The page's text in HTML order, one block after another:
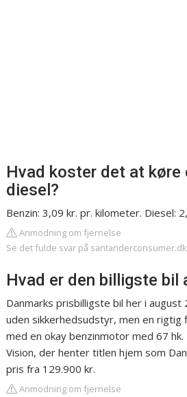
Hvad koster det at køre
diesel?
Benzin: 3,09 kr. pr. kilometer. Diesel:
Anmodning om fjernelse
Se det fulde svar på santanderconsumer.dk
Hvad er den billigste bil
Danmarks prisbilligste bil her i august
uden sikkerhedsudstyr, men en rigtig
med en okay benzinmotor med 67
Vision, der henter titlen hjem som
pris fra 129.900 kr.
Anmodning om fjernelse